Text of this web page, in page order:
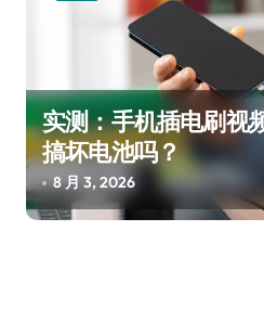
实测：手机插电刷视
搞坏电池吗？
8 月 3, 2026